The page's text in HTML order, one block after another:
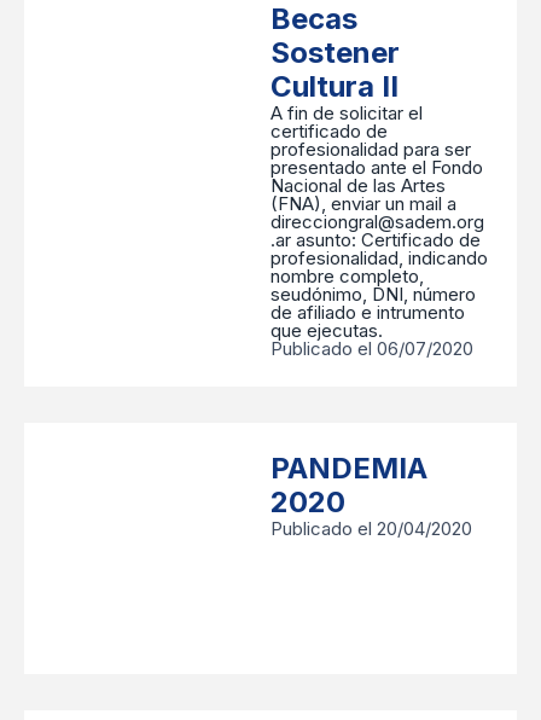
Becas
Sostener
Cultura II
A fin de solicitar el
certificado de
profesionalidad para ser
presentado ante el Fondo
Nacional de las Artes
(FNA), enviar un mail a
direcciongral@sadem.org
.ar asunto: Certificado de
profesionalidad, indicando
nombre completo,
seudónimo, DNI, número
de afiliado e intrumento
que ejecutas.
Publicado el 06/07/2020
PANDEMIA
2020
Publicado el 20/04/2020